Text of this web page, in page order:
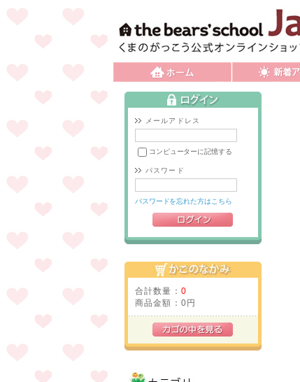
メールアドレス
コンピューターに記憶する
パスワード
パスワードを忘れた方はこちら
合計数量： 0
商品金額： 0円